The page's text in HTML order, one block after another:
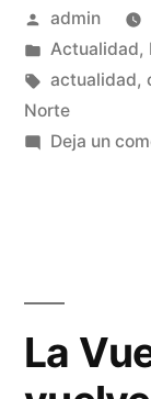
Publicado
por
admin
Publicado
en
Actualidad,
Etiquetas:
actualidad,
Norte
Deja un
La